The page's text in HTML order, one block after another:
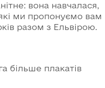
вона навчалася,
ми пропонуємо вам
разом з Ельвірою.
більше плакатів